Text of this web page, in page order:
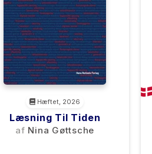
Hæftet, 2026
Læsning Til Tiden
af Nina Gøttsche